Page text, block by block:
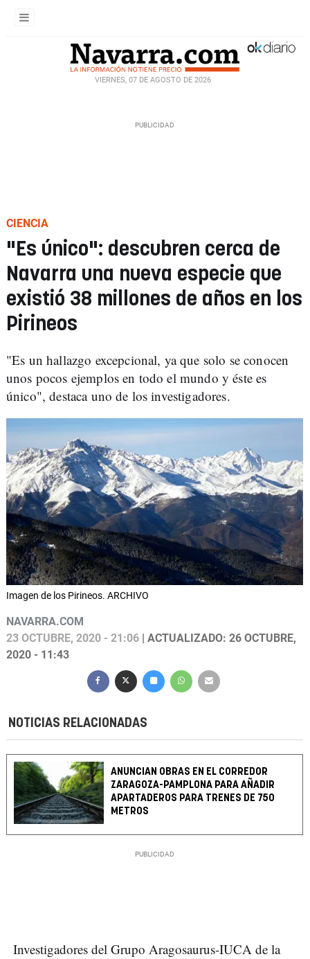
VIERNES, 07 DE AGOSTO DE 2026
CIENCIA
"Es único": descubren cerca de
Navarra una nueva especie que
existió 38 millones de años en los
Pirineos
"Es un hallazgo excepcional, ya que solo se conocen
unos pocos ejemplos en todo el mundo y éste es
único", destaca uno de los investigadores.
Imagen de los Pirineos. ARCHIVO
NAVARRA.COM
23 OCTUBRE, 2020 - 21:06 | ACTUALIZADO: 26 OCTUBRE,
2020 - 11:43
NOTICIAS RELACIONADAS
ANUNCIAN OBRAS EN EL CORREDOR
ZARAGOZA-PAMPLONA PARA AÑADIR
APARTADEROS PARA TRENES DE 750
METROS
Investigadores del Grupo Aragosaurus-IUCA de la